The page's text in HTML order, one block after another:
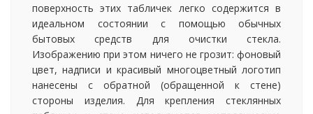
поверхность этих табличек легко содержится в
идеальном состоянии с помощью обычных
бытовых средств для очистки стекла.
Изображению при этом ничего не грозит: фоновый
цвет, надписи и красивый многоцветный логотип
нанесены с обратной (обращенной к стене)
стороны изделия. Для крепления стеклянных